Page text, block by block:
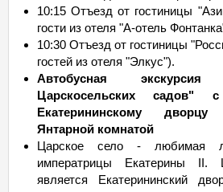
10:15 Отъезд от гостиницы
гости из отеля "А-отель
10:30 Отъезд от гостиницы
гостей из отеля "Элкус").
Автобусная
Царскосельских садов"
Екатерининскому
Янтарной комнатой
Царское село - любимая
императрицы Екатерины II.
является Екатерининский